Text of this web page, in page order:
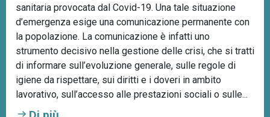
sanitaria provocata dal Covid-19. Una tale situazione
d’emergenza esige una comunicazione permanente con
la popolazione. La comunicazione è infatti uno
strumento decisivo nella gestione delle crisi, che si tratti
di informare sull’evoluzione generale, sulle regole di
igiene da rispettare, sui diritti e i doveri in ambito
lavorativo, sull’accesso alle prestazioni sociali o sulle...